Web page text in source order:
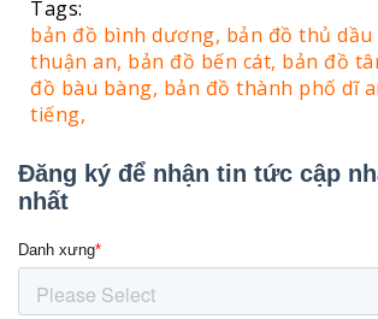
Tags:
bản đồ bình dương, bản đồ thủ dầu
thuận an, bản đồ bến cát, bản đồ
đồ bàu bàng, bản đồ thành phố dĩ
tiếng,